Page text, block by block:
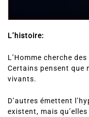
L’histoire:
L’Homme cherche
Certains pensent que
vivants.
D’autres émettent
existent, mais